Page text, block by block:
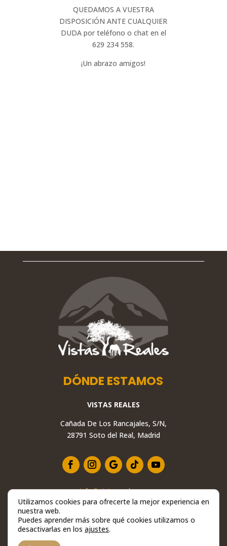
QUEDAMOS A VUESTRA
DISPOSICIÓN ANTE CUALQUIER
DUDA por teléfono o chat en el
629 234 558.
¡Un abrazo amigos!
DÓNDE ESTAMOS
VISTAS REALES
Cañada De Los Rancajales, S/N,
28791 Soto del Real, Madrid
info@vistasreales.es
+34 629 234 558
Utilizamos cookies para ofrecerte la mejor experiencia en
nuestra web.
Puedes aprender más sobre qué cookies utilizamos o
desactivarlas en los ajustes.